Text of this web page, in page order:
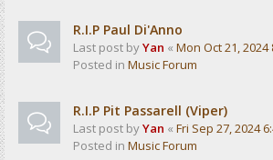
R.I.P Paul Di'Anno
Last post byYan « Mon Oct 21, 2024
Posted in Music Forum
R.I.P Pit Passarell (Viper)
Last post byYan « Fri Sep 27, 2024
Posted in Music Forum